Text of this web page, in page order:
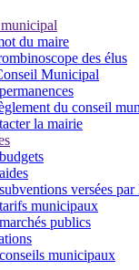
du maire
des élus
Municipal
du conseil
la mairie
versées
municipaux
publics
municipaux